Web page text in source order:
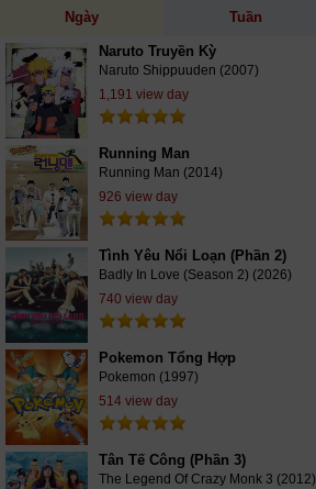
Ngày Tuần
Naruto Truyền Kỳ
Naruto Shippuuden (2007)
1,191 view day
Running Man
Running Man (2014)
926 view day
Tình Yêu Nổi Loạn (Phần 2)
Badly In Love (Season 2) (2026)
740 view day
Pokemon Tổng Hợp
Pokemon (1997)
514 view day
Tân Tế Công (Phần 3)
The Legend Of Crazy Monk 3 (2012)